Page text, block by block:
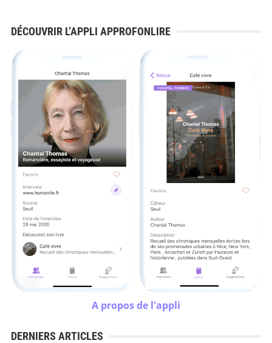
DÉCOUVRIR L’APPLI APPROFONLIRE
A propos de l'appli
DERNIERS ARTICLES